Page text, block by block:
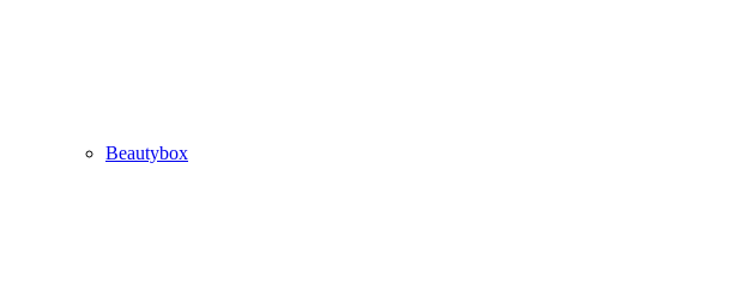
Beautybox